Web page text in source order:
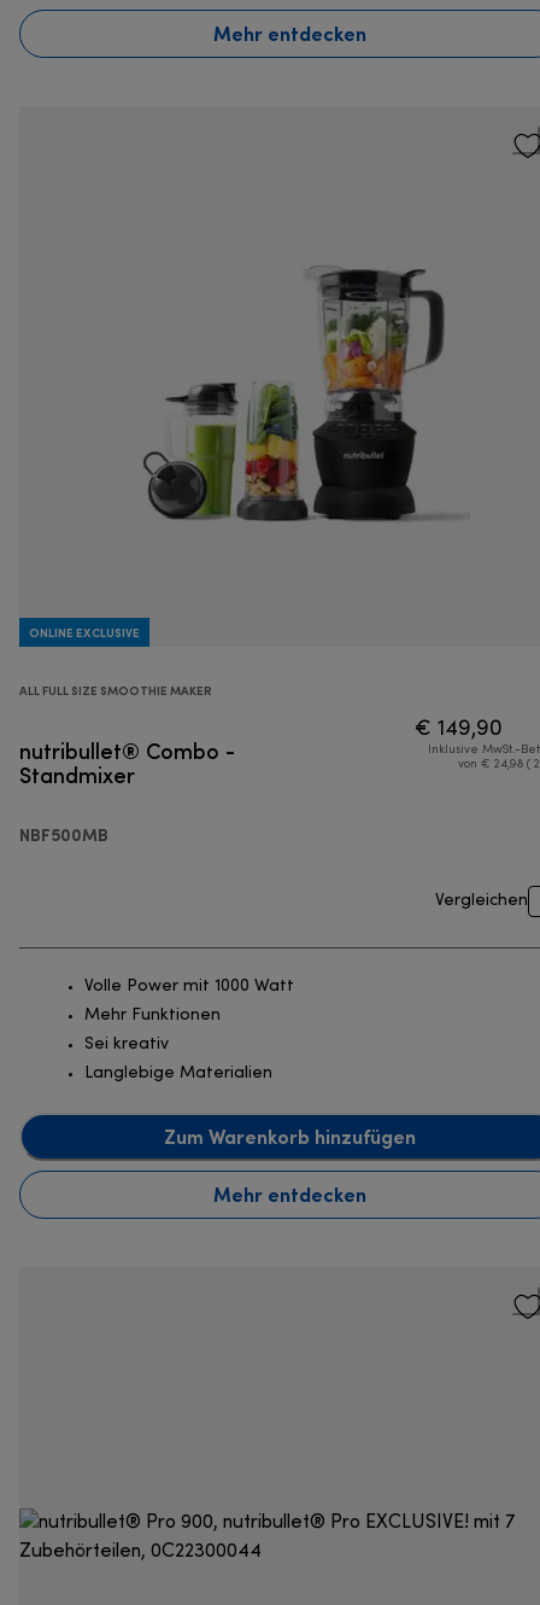
Mehr entdecken
ONLINE EXCLUSIVE
ALL FULL SIZE SMOOTHIE MAKER
nutribullet® Combo -
Standmixer
NBF500MB
€ 149,90
Inklusive MwSt.-
von € 24,98 (
Vergleichen
Volle Power mit 1000 Watt
Mehr Funktionen
Sei kreativ
Langlebige Materialien
Zum Warenkorb hinzufügen
Mehr entdecken